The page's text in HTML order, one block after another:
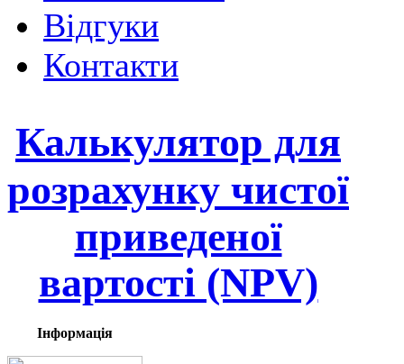
Відгуки
Контакти
Калькулятор для
розрахунку чистої
приведеної
вартості (NPV)
Інформація